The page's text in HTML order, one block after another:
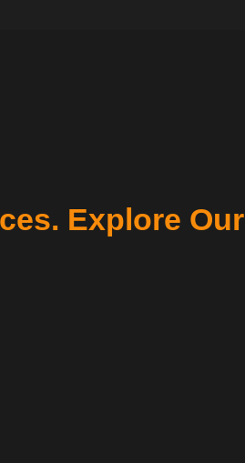
Explore Our